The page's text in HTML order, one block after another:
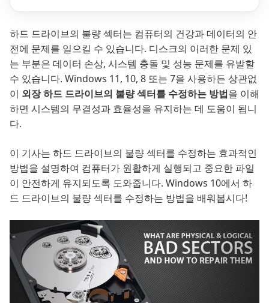
하드 드라이브의 불량 섹터는 컴퓨터의 건강과 데이터의 안
전에 문제를 일으킬 수 있습니다. 디스크의 이러한 문제 있
는 부분은 데이터 손상, 시스템 충돌 및 성능 문제를 유발할
수 있습니다. Windows 11, 10, 8 또는 7을 사용하든 상관없
이 외장 하드 드라이브의 불량 섹터를 수정하는 방법을 이해
하면 시스템의 무결성과 효율성을 유지하는 데 도움이 됩니
다.
이 기사는 하드 드라이브의 불량 섹터를 수정하는 효과적인
방법을 설명하여 컴퓨터가 원활하게 실행되고 중요한 파일
이 안전하게 유지되도록 도와줍니다. Windows 10에서 하
드 드라이브의 불량 섹터를 수정하는 방법을 배워봅시다!